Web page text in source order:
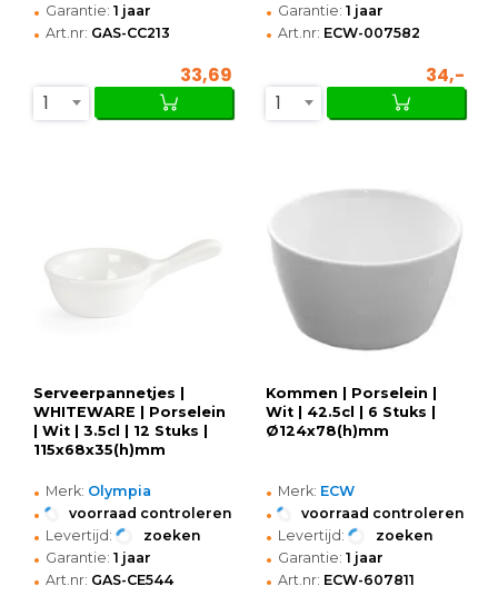
• Garantie: 1 jaar
• Art.nr: GAS-CC213
33,69
1
• Garantie: 1 jaar
• Art.nr: ECW-007582
34,-
1
Serveerpannetjes |
WHITEWARE | Porselein
| Wit | 3.5cl | 12 Stuks |
115x68x35(h)mm
• Merk: Olympia
• voorraad controleren
• Levertijd: zoeken
• Garantie: 1 jaar
• Art.nr: GAS-CE544
Kommen | Porselein |
Wit | 42.5cl | 6 Stuks |
Ø124x78(h)mm
• Merk: ECW
• voorraad controleren
• Levertijd: zoeken
• Garantie: 1 jaar
• Art.nr: ECW-607811